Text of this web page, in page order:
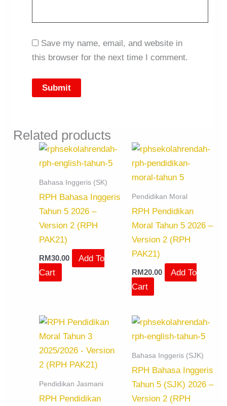
Save my name, email, and website in
this browser for the next time I comment.
Related products
Bahasa Inggeris (SK)
RPH Bahasa Inggeris
Tahun 5 2026 –
Version 2 (RPH
PAK21)
RM30.00
Add To
Cart
Pendidikan Moral
RPH Pendidikan
Moral Tahun 5 2026 –
Version 2 (RPH
PAK21)
RM20.00
Add To
Cart
Pendidikan Jasmani
RPH Pendidikan
Bahasa Inggeris (SJK)
RPH Bahasa Inggeris
Tahun 5 (SJK) 2026 –
Version 2 (RPH